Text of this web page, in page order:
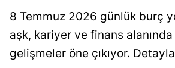
8 Temmuz 2026 günlük burç
aşk, kariyer ve finans
gelişmeler öne çıkıyor.